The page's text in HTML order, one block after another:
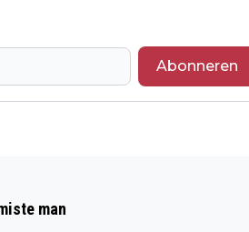
Abonneren
TUSSEN ST. ANNABOSCH
man